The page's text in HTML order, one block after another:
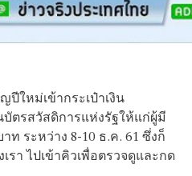
ใหม่เข้ากระเป๋าเงิน
บัตรสวัสดิการแห่งรัฐให้แก่ผู้มี
ท ระหว่าง 8-10 ธ.ค. 61 ซึ่งก็
า ไปเข้าคิวเพื่อตรวจดูและกด